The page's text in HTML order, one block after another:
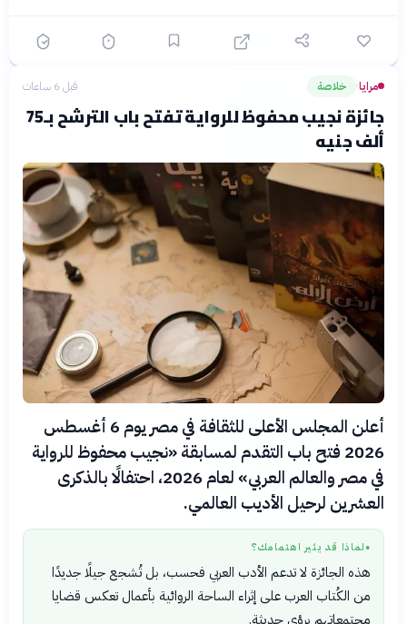
مرايا› خلاصة قبل 6 ساعات
جائزة نجيب محفوظ للرواية تفتح باب الترشح بـ75
ألف جنيه
أعلن المجلس الأعلى للثقافة في مصر يوم 6 أغسطس
2026 فتح باب التقدم لمسابقة «نجيب محفوظ للرواية
في مصر والعالم العربي» لعام 2026، احتفالًا بالذكرى
العشرين لرحيل الأديب العالمي.
● لماذا قد يثير اهتمامك؟
هذه الجائزة لا تدعم الأدب العربي فحسب، بل تُشجع جيلًا جديدًا
من الكُتاب العرب على إثراء الساحة الروائية بأعمال تعكس قضايا
مجتمعاتهم برؤى حديثة.